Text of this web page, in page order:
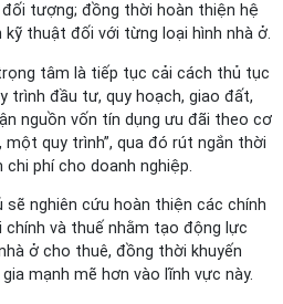
tượng; đồng thời hoàn thiện hệ
kỹ thuật đối với từng loại hình nhà ở.
tâm là tiếp tục cải cách thủ tục
trình đầu tư, quy hoạch, giao đất,
nguồn vốn tín dụng ưu đãi theo cơ
quy trình”, qua đó rút ngắn thời
chi phí cho doanh nghiệp.
sẽ nghiên cứu hoàn thiện các chính
và thuế nhằm tạo động lực
ở cho thuê, đồng thời khuyến
mạnh mẽ hơn vào lĩnh vực này.